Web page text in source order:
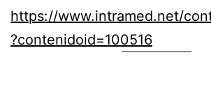
https://www.intramed.net/
?contenidoid=100516